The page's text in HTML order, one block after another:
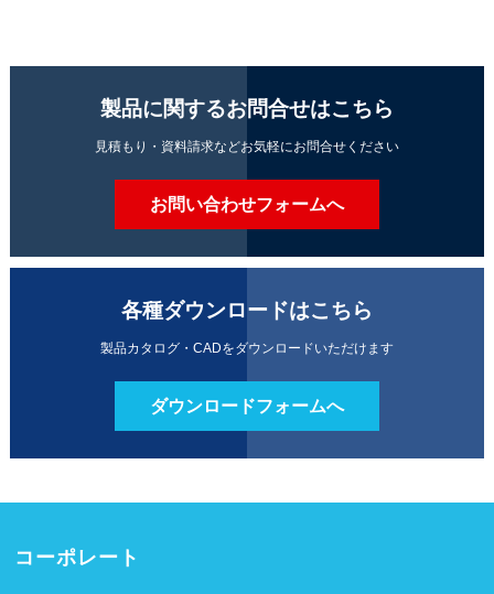
製品に関するお問合せはこちら
見積もり・資料請求などお気軽にお問合せください
お問い合わせフォームへ
各種ダウンロードはこちら
製品カタログ・CADをダウンロードいただけます
ダウンロードフォームへ
コーポレート